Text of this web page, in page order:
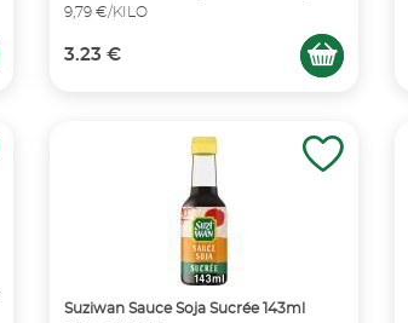
9,79 €/KILO
3.23 €
Suziwan Sauce Soja Sucrée 143ml